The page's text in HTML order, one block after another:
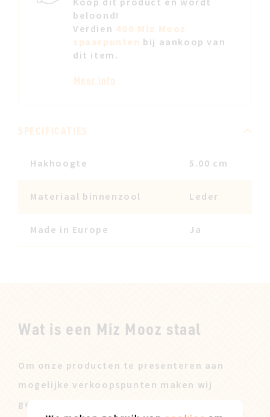
Koop dit product en wordt
beloond!
Verdien 400 Miz Mooz
spaarpunten bij aankoop van
dit item.
Meer info
SPECIFICATIES
Hakhoogte 5.00 cm
Materiaal binnenzool Leder
Made in Europe Ja
Wat is een Miz Mooz staal
Om onze producten te presenteren aan
mogelijke verkoopspunten maken wij
gebruik van een verkoopstaal. Deze